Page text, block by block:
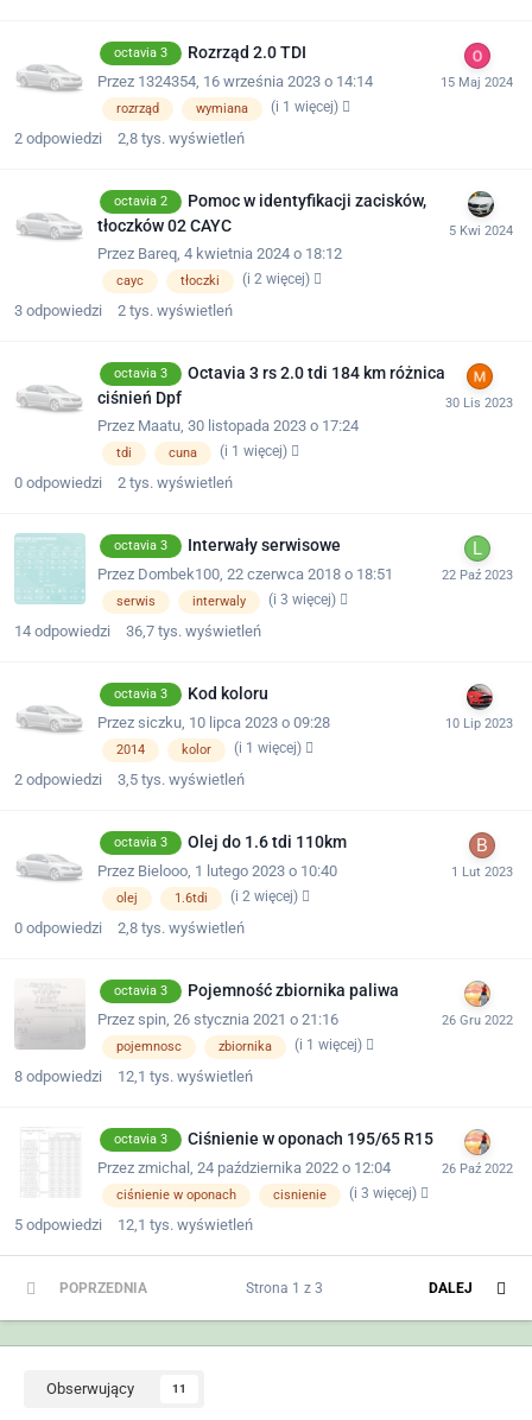
octavia 3 Rozrząd 2.0 TDI
Przez 1324354, 16 września 2023 o 14:14
rozrząd wymiana (i 1 więcej)
2 odpowiedzi 2,8 tys. wyświetleń
octavia 2
Pomoc w identyfikacji zacisków,
tłoczków 02 CAYC
Przez Bareq, 4 kwietnia 2024 o 18:12
cayc tłoczki (i 2 więcej)
3 odpowiedzi 2 tys. wyświetleń
octavia 3
Octavia 3 rs 2.0 tdi 184 km różnica
ciśnień Dpf
Przez Maatu, 30 listopada 2023 o 17:24
tdi cuna (i 1 więcej)
0 odpowiedzi 2 tys. wyświetleń
octavia 3 Interwały serwisowe
Przez Dombek100, 22 czerwca 2018 o 18:51
serwis interwaly (i 3 więcej)
14 odpowiedzi 36,7 tys. wyświetleń
octavia 3 Kod koloru
Przez siczku, 10 lipca 2023 o 09:28
2014 kolor (i 1 więcej)
2 odpowiedzi 3,5 tys. wyświetleń
octavia 3 Olej do 1.6 tdi 110km
Przez Bielooo, 1 lutego 2023 o 10:40
olej 1.6tdi (i 2 więcej)
0 odpowiedzi 2,8 tys. wyświetleń
octavia 3 Pojemność zbiornika paliwa
Przez spin, 26 stycznia 2021 o 21:16
pojemnosc zbiornika (i 1 więcej)
8 odpowiedzi 12,1 tys. wyświetleń
octavia 3 Ciśnienie w oponach 195/65 R15
Przez zmichal , 24 października 2022 o 12:04
ciśnienie w oponach cisnienie (i 3 więcej)
5 odpowiedzi 12,1 tys. wyświetleń
POPRZEDNIA DALEJ
Strona 1 z 3
Obserwujący 11